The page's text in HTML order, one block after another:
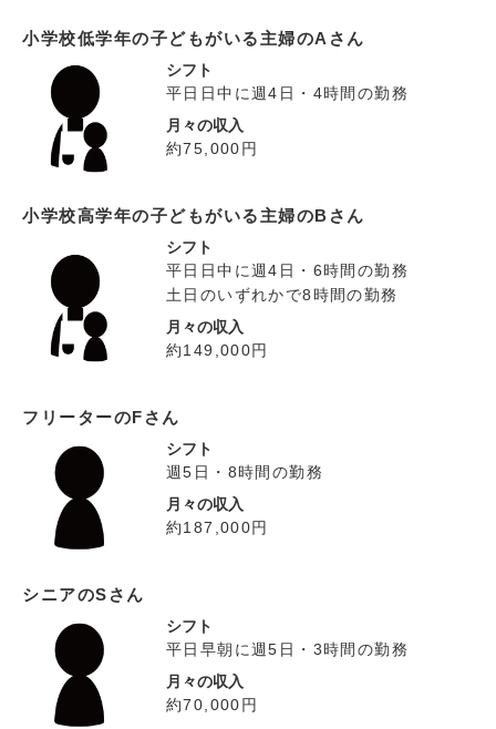
小学校低学年の子どもがいる主婦のAさん
シフト
平日日中に週4日・4時間の勤務
月々の収入
約75,000円
小学校高学年の子どもがいる主婦のBさん
シフト
平日日中に週4日・6時間の勤務
土日のいずれかで8時間の勤務
月々の収入
約149,000円
フリーターのFさん
シフト
週5日・8時間の勤務
月々の収入
約187,000円
シニアのSさん
シフト
平日早朝に週5日・3時間の勤務
月々の収入
約70,000円